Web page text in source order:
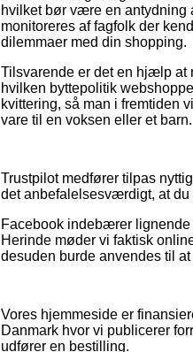
hvilket bør være en antydning
monitoreres af fagfolk der
dilemmaer med din shopping.
Tilsvarende er det en hjælp at
hvilken byttepolitik
kvittering, så man i fremtiden
vare til en voksen eller et barn.
Trustpilot medfører tilpas
det anbefalelsesværdigt, at du
Facebook indebærer
Herinde møder vi faktisk
desuden burde anvendes til
Vores hjemmeside er
Danmark hvor vi publicerer
udfører en bestilling.